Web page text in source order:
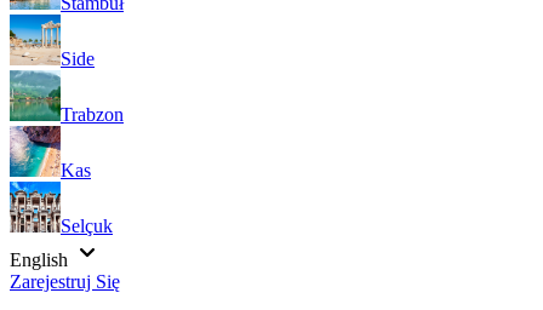
Side
Trabzon
Kas
Selçuk
English
Zarejestruj Się